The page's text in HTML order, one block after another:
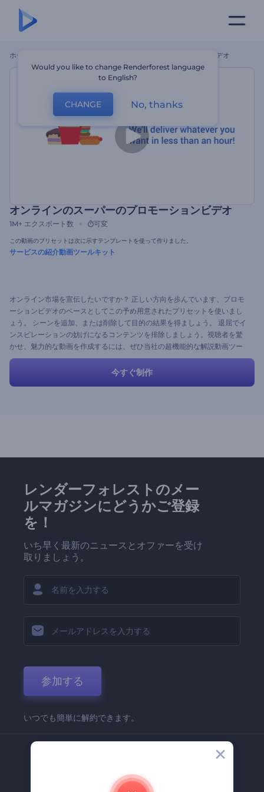
ホーム オンラインのスーパーのプロモーションビデオ
オンラインのスーパーのプロモーションビデオ
1M+ エクスポート数 可変
この動画のプリセットは次に示すテンプレートを使って作りました。
サービスの紹介動画ツールキット
オンライン市場を宣伝したいですか？ 正しい方向を歩んでいます、プロモ
ーションビデオのベースとしてこの予め用意されたプリセットを使いまし
ょう。 シーンを追加、または削除して目的の結果を得ましょう。 退屈でイ
ンスピレーションの妨げになるコンテンツを排除しましょう。視聴者を驚
かせ、魅力的な動画を作成するには、ぜひ当社の超機能的な解説動画ツー
ルキットを利用してください。
今すぐ制作
レンダーフォレストのメー
ルマガジンにどうかご登録
を！
いち早く最新のニュースとオファーを受け
取りましょう。
参加する
いつでも簡単に解約できます。
Renderforest 企業情報
Would you like to change Renderforest language
to English?
CHANGE No, thanks